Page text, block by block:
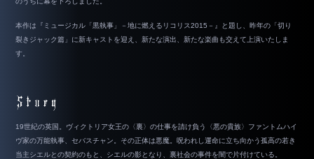
本作は『ミュージカル「黒執事」－地に燃えるリコリス2015－』と題し、昨年の「切り
裂きジャック篇」に新キャストを迎え、新たな演出、新たな楽曲も交えて上演いたしま
す。
19世紀の英国。ヴィクトリア女王の〈裏〉の仕事を請け負う〈悪の貴族〉ファントムハイ
ヴ家の万能執事、セバスチャン。その正体は悪魔。呪われし運命に立ち向かう孤高の若き
当主シエルとの契約のもと、シエルの影となり、裏社会の事件を闇で片付けている。